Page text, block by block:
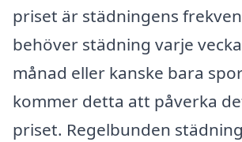
priset är städningens
behöver städning varje
månad eller kanske bara
kommer detta att påverka
priset. Regelbunden